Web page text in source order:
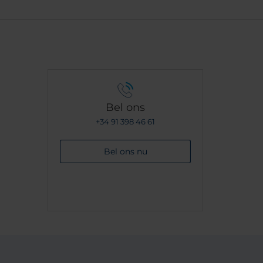
Bel ons
+34 91 398 46 61
Bel ons nu